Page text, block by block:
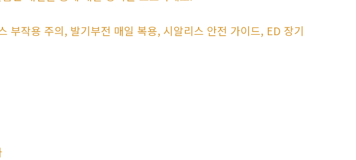
부작용 주의, 발기부전 매일 복용, 시알리스 안전 가이드, ED 장기